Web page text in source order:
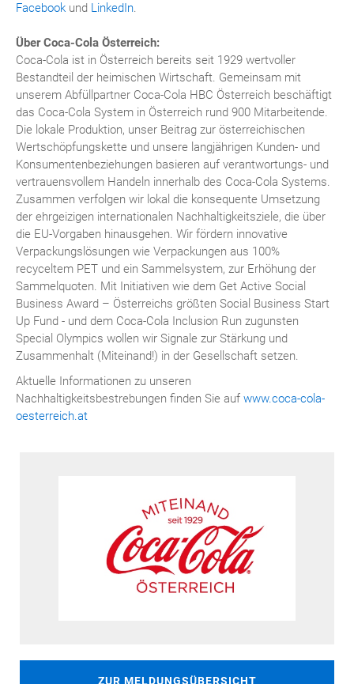
Facebook und LinkedIn.
Über Coca-Cola Österreich:
Coca-Cola ist in Österreich bereits seit 1929 wertvoller
Bestandteil der heimischen Wirtschaft. Gemeinsam mit
unserem Abfüllpartner Coca-Cola HBC Österreich beschäftigt
das Coca-Cola System in Österreich rund 900 Mitarbeitende.
Die lokale Produktion, unser Beitrag zur österreichischen
Wertschöpfungskette und unsere langjährigen Kunden- und
Konsumentenbeziehungen basieren auf verantwortungs- und
vertrauensvollem Handeln innerhalb des Coca-Cola Systems.
Zusammen verfolgen wir lokal die konsequente Umsetzung
der ehrgeizigen internationalen Nachhaltigkeitsziele, die über
die EU-Vorgaben hinausgehen. Wir fördern innovative
Verpackungslösungen wie Verpackungen aus 100%
recyceltem PET und ein Sammelsystem, zur Erhöhung der
Sammelquoten. Mit Initiativen wie dem Get Active Social
Business Award – Österreichs größten Social Business Start
Up Fund - und dem Coca-Cola Inclusion Run zugunsten
Special Olympics wollen wir Signale zur Stärkung und
Zusammenhalt (Miteinand!) in der Gesellschaft setzen.
Aktuelle Informationen zu unseren
Nachhaltigkeitsbestrebungen finden Sie auf www.coca-cola-
oesterreich.at
ZUR MELDUNGSÜBERSICHT